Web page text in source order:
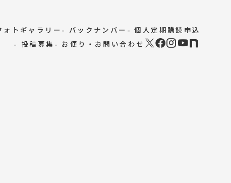
ォトギャラリー - バックナンバー - 個人定期購読申込
- 投稿募集 - お便り・お問い合わせ